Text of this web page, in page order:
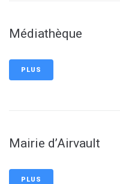
Médiathèque
PLUS
Mairie d’Airvault
PLUS